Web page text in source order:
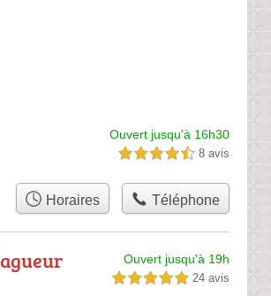
Ouvert jusqu'à 16h30
4,5 étoiles sur 5 8 avis
Horaires Téléphone
Ouvert jusqu'à 19h
5,0 étoiles sur 5 24 avis